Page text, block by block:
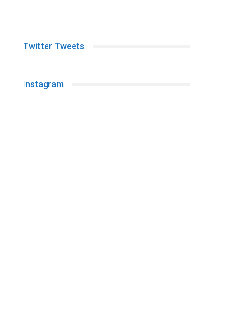
Twitter Tweets
Instagram